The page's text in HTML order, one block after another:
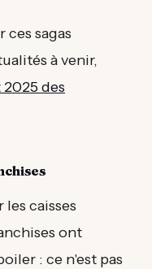
ces sagas
à venir,
des
caisses
ont
: ce n'est pas